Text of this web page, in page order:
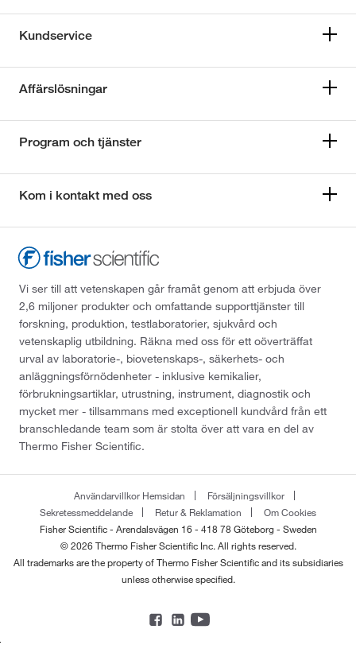
Kundservice
Affärslösningar
Program och tjänster
Kom i kontakt med oss
Vi ser till att vetenskapen går framåt genom att erbjuda över
2,6 miljoner produkter och omfattande supporttjänster till
forskning, produktion, testlaboratorier, sjukvård och
vetenskaplig utbildning. Räkna med oss för ett oöverträffat
urval av laboratorie-, biovetenskaps-, säkerhets- och
anläggningsförnödenheter - inklusive kemikalier,
förbrukningsartiklar, utrustning, instrument, diagnostik och
mycket mer - tillsammans med exceptionell kundvård från ett
branschledande team som är stolta över att vara en del av
Thermo Fisher Scientific.
Användarvillkor Hemsidan
Försäljningsvillkor
Sekretessmeddelande
Retur & Reklamation
Om Cookies
Fisher Scientific - Arendalsvägen 16 - 418 78 Göteborg - Sweden
© 2026 Thermo Fisher Scientific Inc. All rights reserved.
All trademarks are the property of Thermo Fisher Scientific and its subsidiaries
unless otherwise specified.